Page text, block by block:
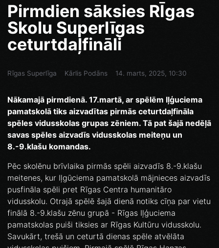
Pirmdien sāksies RĪgas
Skolu Superlīgas
ceturtdaļfināli
Rīgas Superlīga Kārlis Podāns 14. marts, 2025, 10:30
Nākamajā pirmdienā. 17.martā, ar spēlēm Iļģuciema
pamatskolā tiks aizvadītas pirmās ceturtdaļfināla
spēles vidusskolas grupas zēniem. Tā pat šajā nedēļā
savas spēles aizvadīs vidusskolas meiteņu un
8.-9.klašu komandas.
Pēc skolēnu brīvlaika pirmās spēli aizvadīs 8.-9.klašu
meitenes, kur Iļgūciema pamatskolā mājnieces aizvadīs
pusfināla spēli pret Rīgas Centra humanitāro
vidusskolu. Otrajā spēlē šajā dienā notiks cīņa par vietu
finālā 8.-9.klašu zēnu grupā - Rīgas Iļģuciema
pamatskolas puiši tiksies ar Rīgas Kultūru vidusskolu.
Savukārt, trešā un ceturtā dienas spēle atvēlāta